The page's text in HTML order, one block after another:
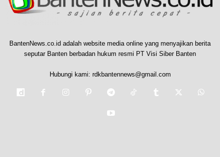
BantenNews.co.id adalah website media online yang menyajikan berita
seputar Banten berbadan hukum resmi PT Visi Siber Banten
Hubungi kami: rdkbantennews@gmail.com